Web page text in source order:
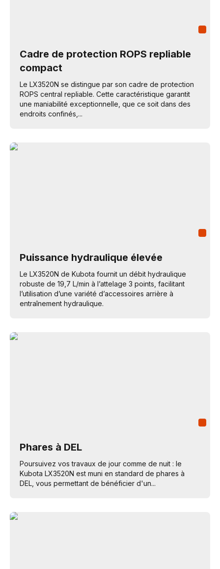
Cadre de protection ROPS repliable
compact
Le LX3520N se distingue par son cadre de protection
ROPS central repliable. Cette caractéristique garantit
une maniabilité exceptionnelle, que ce soit dans des
endroits confinés,...
Puissance hydraulique élevée
Le LX3520N de Kubota fournit un débit hydraulique
robuste de 19,7 L/min à l’attelage 3 points, facilitant
l’utilisation d’une variété d’accessoires arrière à
entraînement hydraulique.
Phares à DEL
Poursuivez vos travaux de jour comme de nuit : le
Kubota LX3520N est muni en standard de phares à
DEL, vous permettant de bénéficier d'un...